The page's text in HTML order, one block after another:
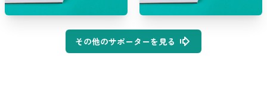
その他のサポーターを見る